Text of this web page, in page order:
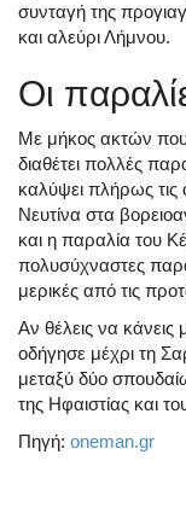
συνταγή της
και αλεύρι Λήμνου.
Οι
Με μήκος ακτών που
διαθέτει πολλές
καλύψει πλήρως τις
Νευτίνα στα
και η παραλία του
πολυσύχναστες
μερικές από τις
Αν θέλεις να κάνεις
οδήγησε μέχρι τη
μεταξύ δύο
της Ηφαιστίας και
Πηγή: oneman.gr